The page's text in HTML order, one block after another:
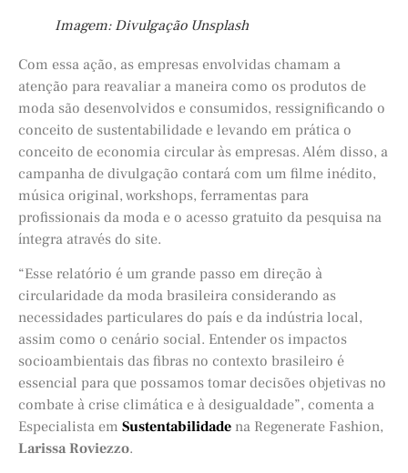
Imagem: Divulgação Unsplash
Com essa ação, as empresas envolvidas chamam a
atenção para reavaliar a maneira como os produtos de
moda são desenvolvidos e consumidos, ressignificando o
conceito de sustentabilidade e levando em prática o
conceito de economia circular às empresas. Além disso, a
campanha de divulgação contará com um filme inédito,
música original, workshops, ferramentas para
profissionais da moda e o acesso gratuito da pesquisa na
íntegra através do site.
“Esse relatório é um grande passo em direção à
circularidade da moda brasileira considerando as
necessidades particulares do país e da indústria local,
assim como o cenário social. Entender os impactos
socioambientais das fibras no contexto brasileiro é
essencial para que possamos tomar decisões objetivas no
combate à crise climática e à desigualdade”, comenta a
Especialista em Sustentabilidade na Regenerate Fashion,
Larissa Roviezzo.